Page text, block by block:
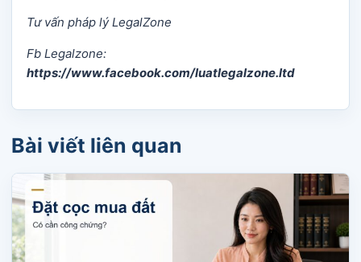
Tư vấn pháp lý LegalZone
Fb Legalzone:
https://www.facebook.com/luatlegalzone.ltd
Bài viết liên quan